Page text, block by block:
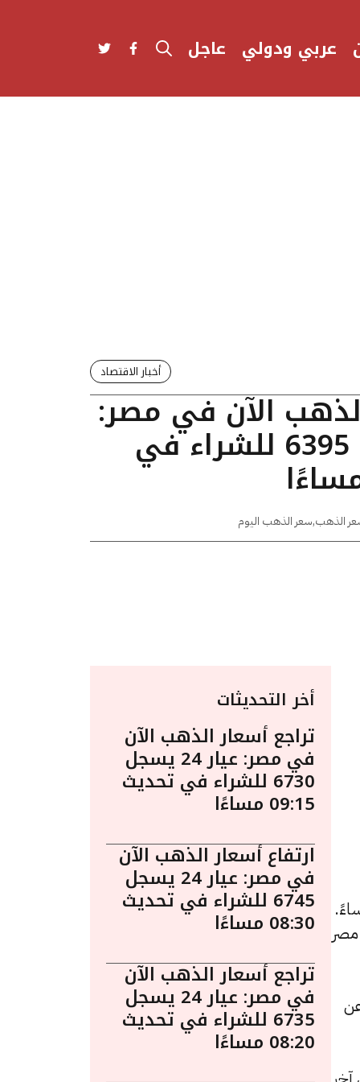
عربي ودولي عاجل
أخبار الاقتصاد
الآن في مصر:
عيار 24 يسجل 6395 للشراء في
الذهب,سعر الذهب اليوم
في مصر ليوم الأربعاء 3 ديسمبر الساعة 7:15 مساءً.
5 جنيهات عن
أخر التحديثات
تراجع أسعار الذهب الآن
في مصر: عيار 24 يسجل
6730 للشراء في تحديث
09:15 مساءًا
ارتفاع أسعار الذهب الآن
في مصر: عيار 24 يسجل
6745 للشراء في تحديث
08:30 مساءًا
تراجع أسعار الذهب الآن
في مصر: عيار 24 يسجل
6735 للشراء في تحديث
08:20 مساءًا